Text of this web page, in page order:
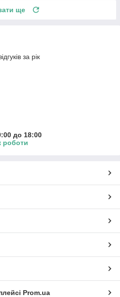
ще
за рік
до 18:00
роботи
Prom.ua